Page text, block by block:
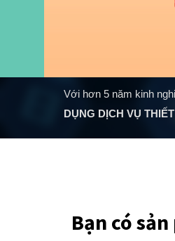
Với hơn 5 năm kinh
DỤNG DỊCH VỤ
Bạn có